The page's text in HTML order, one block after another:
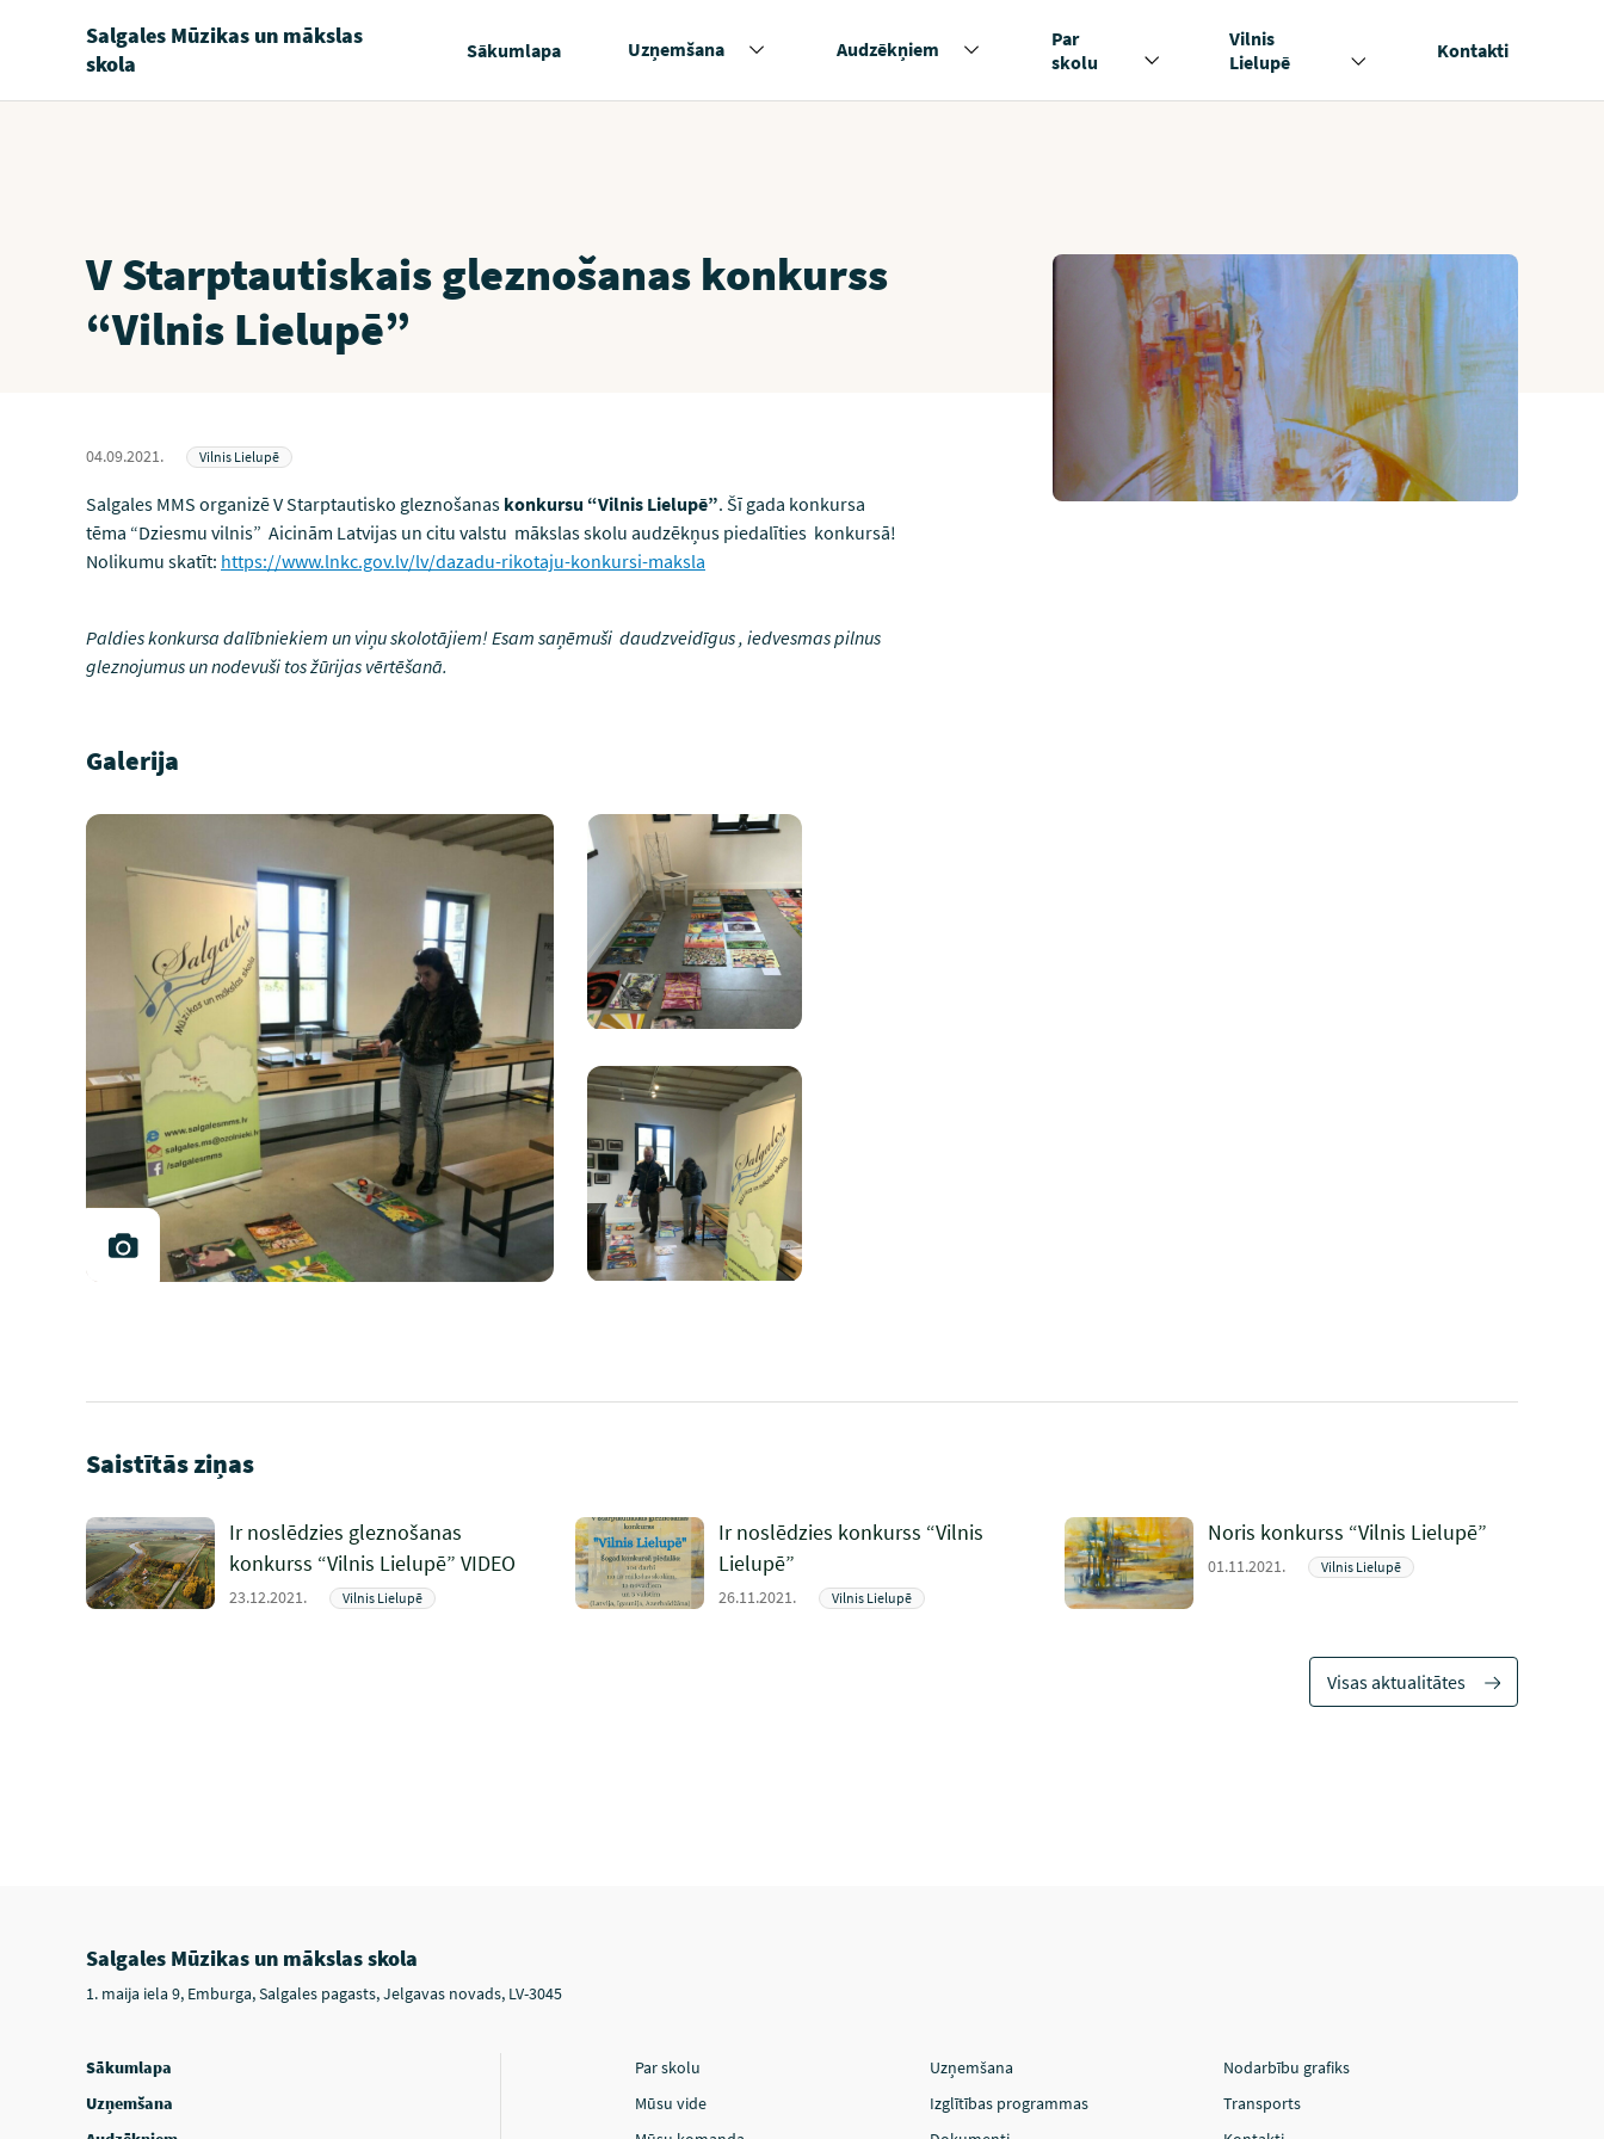
Salgales Mūzikas un mākslas
skola
Sākumlapa Uzņemšana Audzēkņiem
Par
skolu
Vilnis
Lielupē
Kontakti
V Starptautiskais gleznošanas konkurss
“Vilnis Lielupē”
04.09.2021. Vilnis Lielupē
Salgales MMS organizē V Starptautisko gleznošanas konkursu “Vilnis Lielupē”. Šī gada konkursa
tēma “Dziesmu vilnis” Aicinām Latvijas un citu valstu mākslas skolu audzēkņus piedalīties konkursā!
Nolikumu skatīt: https://www.lnkc.gov.lv/lv/dazadu-rikotaju-konkursi-maksla
Paldies konkursa dalībniekiem un viņu skolotājiem! Esam saņēmuši daudzveidīgus , iedvesmas pilnus
gleznojumus un nodevuši tos žūrijas vērtēšanā.
Galerija
Saistītās ziņas
Ir noslēdzies gleznošanas
konkurss “Vilnis Lielupē” VIDEO
23.12.2021. Vilnis Lielupē
Ir noslēdzies konkurss “Vilnis
Lielupē”
26.11.2021. Vilnis Lielupē
Noris konkurss “Vilnis Lielupē”
01.11.2021. Vilnis Lielupē
Visas aktualitātes
Salgales Mūzikas un mākslas skola
1. maija iela 9, Emburga, Salgales pagasts, Jelgavas novads, LV-3045
Sākumlapa
Uzņemšana
Par skolu Uzņemšana
Nodarbību grafiks
Mūsu vide
Izglītības programmas
Transports